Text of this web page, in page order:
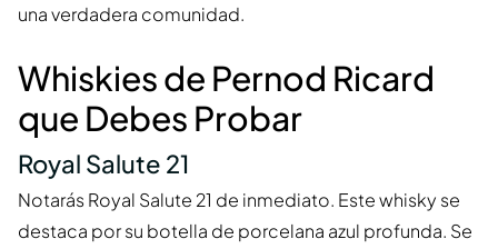
una verdadera comunidad.
Whiskies de Pernod Ricard
que Debes Probar
Royal Salute 21
Notarás Royal Salute 21 de inmediato. Este whisky se
destaca por su botella de porcelana azul profunda. Se